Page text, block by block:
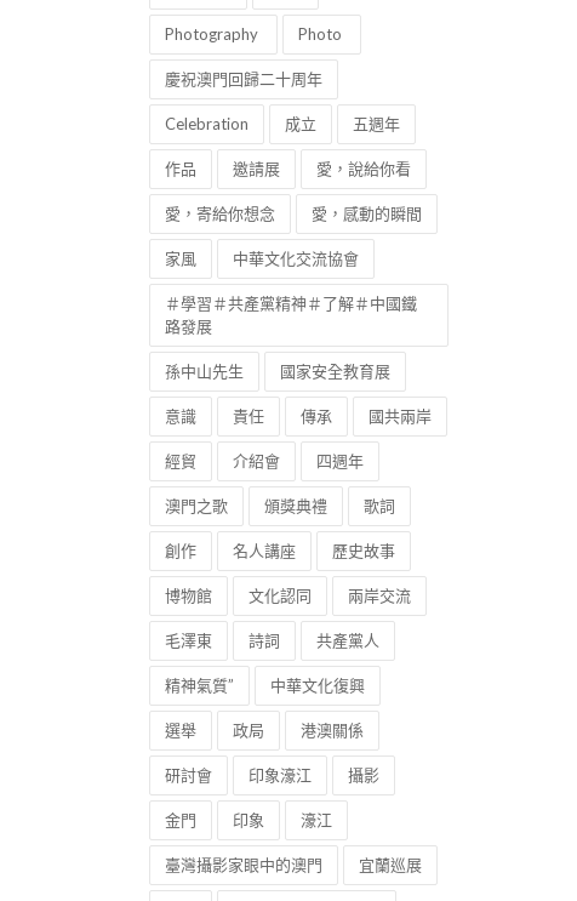
Photography Photo
慶祝澳門回歸二十周年
Celebration 成立 五週年
作品 邀請展 愛，說給你看
愛，寄給你想念 愛，感動的瞬間
家風 中華文化交流協會
＃學習＃共產黨精神＃了解＃中國鐵
路發展
孫中山先生 國家安全教育展
意識 責任 傳承 國共兩岸
經貿 介紹會 四週年
澳門之歌 頒獎典禮 歌詞
創作 名人講座 歷史故事
博物館 文化認同 兩岸交流
毛澤東 詩詞 共產黨人
精神氣質” 中華文化復興
選舉 政局 港澳關係
研討會 印象濠江 攝影
金門 印象 濠江
臺灣攝影家眼中的澳門 宜蘭巡展